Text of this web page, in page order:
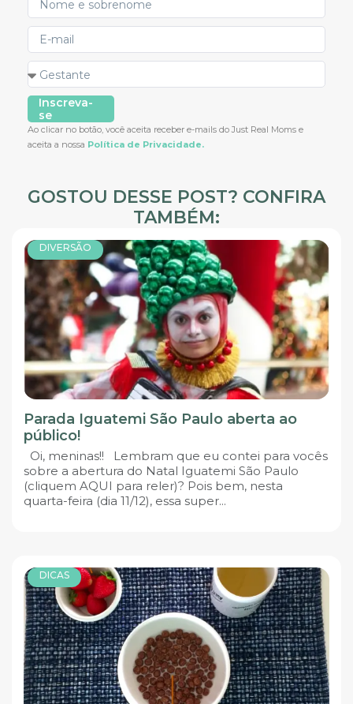
Inscreva-
se
Ao clicar no botão, você aceita receber e-mails do Just Real Moms e
aceita a nossa Política de Privacidade.
GOSTOU DESSE POST? CONFIRA
TAMBÉM:
DIVERSÃO
Parada Iguatemi São Paulo aberta ao
público!
Oi, meninas!! Lembram que eu contei para vocês
sobre a abertura do Natal Iguatemi São Paulo
(cliquem AQUI para reler)? Pois bem, nesta
quarta-feira (dia 11/12), essa super...
DICAS